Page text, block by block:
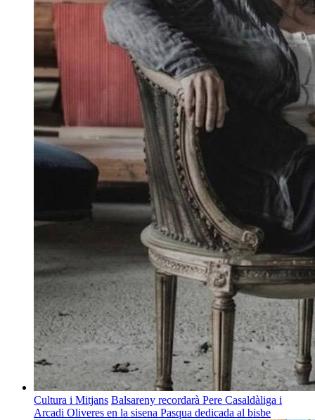
Cultura i Mitjans Balsareny recordarà Pere Casaldàliga i
Arcadi Oliveres en la sisena Pasqua dedicada al bisbe